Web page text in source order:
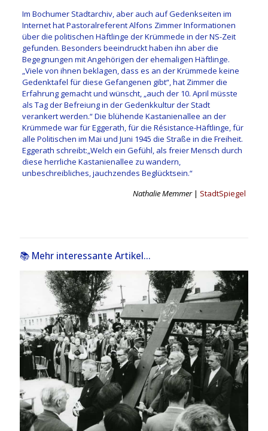
Im Bochumer Stadtarchiv, aber auch auf Gedenkseiten im
Internet hat Pastoralreferent Alfons Zimmer Informationen
über die politischen Häftlinge der Krümmede in der NS-Zeit
gefunden. Besonders beeindruckt haben ihn aber die
Begegnungen mit Angehörigen der ehemaligen Häftlinge.
„Viele von ihnen beklagen, dass es an der Krümmede keine
Gedenktafel für diese Gefangenen gibt“, hat Zimmer die
Erfahrung gemacht und wünscht, „auch der 10. April müsste
als Tag der Befreiung in der Gedenkkultur der Stadt
verankert werden.“ Die blühende Kastanienallee an der
Krümmede war für Eggerath, für die Résistance-Häftlinge, für
alle Politischen im Mai und Juni 1945 die Straße in die Freiheit.
Eggerath schreibt:„Welch ein Gefühl, als freier Mensch durch
diese herrliche Kastanienallee zu wandern,
unbeschreibliches, jauchzendes Beglücktsein.“
Nathalie Memmer| StadtSpiegel
📚 Mehr interessante Artikel...